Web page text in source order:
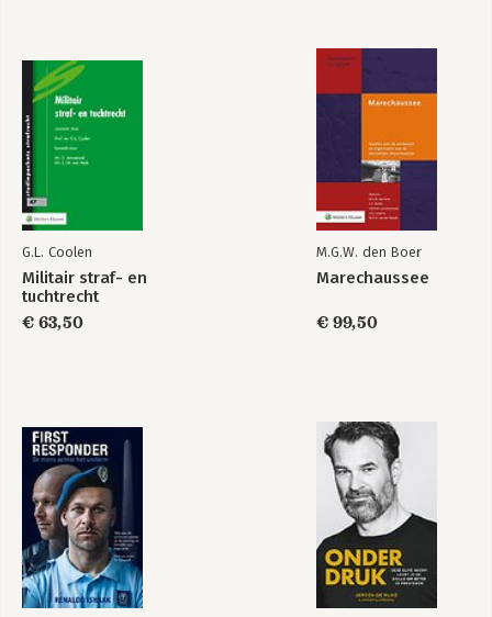
- Vormvereisten én inhoudseisen proces-verbaal
- Bewijsrecht en positie proces-verbaal binnen bewijsrecht
- Slachtoffer/benadeelde
- Processen-verbaal ter zake voorgeleiding, doorzoeking,
confrontatie, (aanvragen van) bijzondere
opsporingsbevoegdheden en beslag
- Veel voorkomende verbeter- en aandachtspunten
- Checklists
G.L. Coolen
Militair straf- en
tuchtrecht
€ 63,50
M.G.W. den Boer
Marechaussee
€ 99,50